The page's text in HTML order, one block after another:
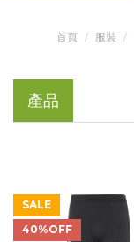
首頁 服裝
產品
SALE
40%OFF